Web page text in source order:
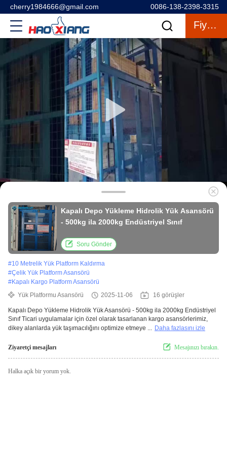
cherry1984666@gmail.com 0086-138-2398-3315
Fiyat Teklifi
Kapalı Depo Yükleme Hidrolik Yük Asansörü
- 500kg ila 2000kg Endüstriyel Sınıf
Soru Gönder
#10 Metrelik Yük Platform Kaldırma
#Çelik Yük Platform Asansörü
#Kapalı Kargo Platform Asansörü
Yük Platformu Asansörü
2025-11-06 16 görüşler
Kapalı Depo Yükleme Hidrolik Yük Asansörü - 500kg ila 2000kg Endüstriyel
Sınıf Ticari uygulamalar için özel olarak tasarlanan kargo asansörlerimiz,
dikey alanlarda yük taşımacılığını optimize etmeye ... Daha fazlasını izle
Ziyaretçi mesajları Mesajınızı bırakın.
Halka açık bir yorum yok.